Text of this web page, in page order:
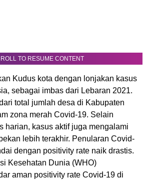
TO RESUME CONTENT
Kudus kota dengan lonjakan kasus
sebagai imbas dari Lebaran 2021.
total jumlah desa di Kabupaten
zona merah Covid-19. Selain
harian, kasus aktif juga mengalami
lebih terakhir. Penularan Covid-
dengan positivity rate naik drastis.
Kesehatan Dunia (WHO)
aman positivity rate Covid-19 di